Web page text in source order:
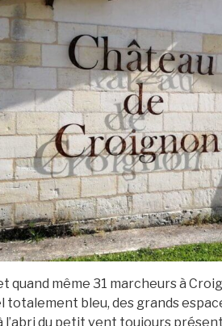
quand même 31 marcheurs à
totalement bleu, des grands
l’abri du petit vent toujours